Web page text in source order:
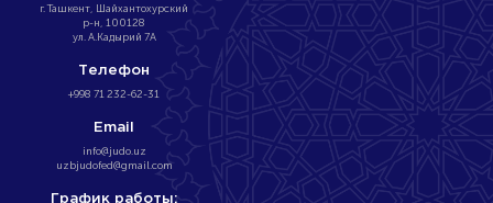
г. Ташкент, Шайхантохурский
р-н, 100128
ул. А.Кадырий 7А
Телефон
+998 71 232-62-31
Email
info@judo.uz
uzbjudofed@gmail.com
График работы: